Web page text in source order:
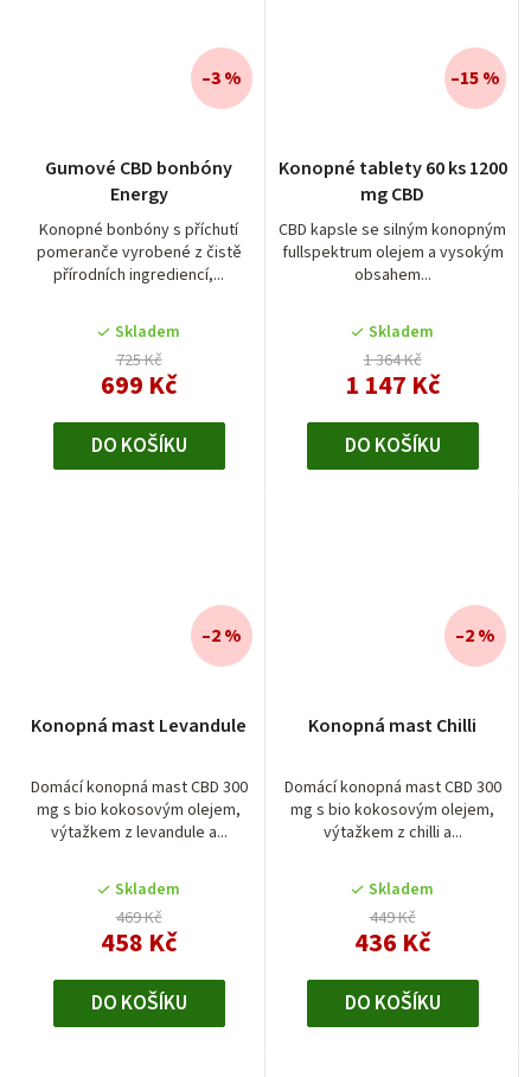
Gumové CBD bonbóny
Energy
Konopné bonbóny s příchutí
pomeranče vyrobené z čistě
přírodních ingrediencí,...
Skladem
725 Kč
699 Kč
–3 %
DO KOŠÍKU
Konopné tablety 60 ks 1200
mg CBD
CBD kapsle se silným konopným
fullspektrum olejem a vysokým
obsahem...
Skladem
1 364 Kč
1 147 Kč
–15 %
DO KOŠÍKU
Konopná mast Levandule
Domácí konopná mast CBD 300
mg s bio kokosovým olejem,
výtažkem z levandule a...
Skladem
469 Kč
458 Kč
–2 %
DO KOŠÍKU
Konopná mast Chilli
Domácí konopná mast CBD 300
mg s bio kokosovým olejem,
výtažkem z chilli a...
Skladem
449 Kč
436 Kč
–2 %
DO KOŠÍKU